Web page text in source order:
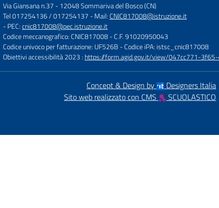
Via Giansana n.37 -12048 Sommariva del Bosco (CN)
Tel 017254136 / 017254137 - Mail:CNIC817008@istruzione.it
- PEC:cnic817008@pec.istruzione.it
Codice meccanografico: CNIC817008- C.F. 91020950043
Codice univoco per fatturazione: UF526B - Codice iPA: istsc_cnic817008
Obiettivi accessibilità 2023 : https://form.agid.gov.it/view/047cc771-
Concept & Design by
Designers Italia
Sito web realizzato con CMS
SCUOLASTICO